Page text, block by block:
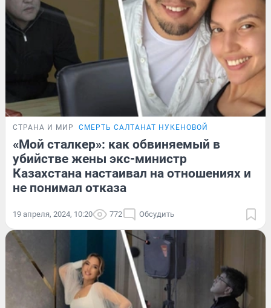
СТРАНА И МИР СМЕРТЬ САЛТАНАТ НУКЕНОВОЙ
«Мой сталкер»: как обвиняемый в
убийстве жены экс-министр
Казахстана настаивал на отношениях и
не понимал отказа
19 апреля, 2024, 10:20 772 Обсудить